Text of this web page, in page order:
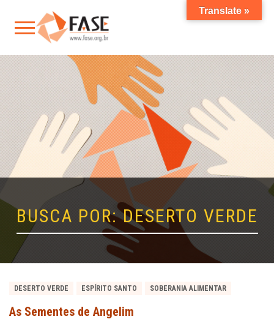
BUSCA POR: DESERTO VERDE
DESERTO VERDE ESPÍRITO SANTO SOBERANIA ALIMENTAR
As Sementes de Angelim
Translate »